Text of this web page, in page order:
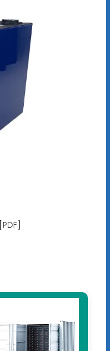
برنامج إحصاءات سياسة تخزين الطاقة [PDF]